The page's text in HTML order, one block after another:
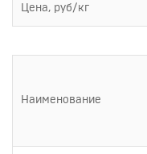
Цена, руб/кг
Наименование